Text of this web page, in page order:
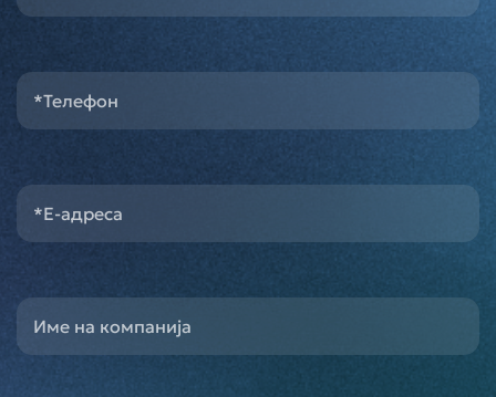
*Телефон
*E-адреса
Име на компанија